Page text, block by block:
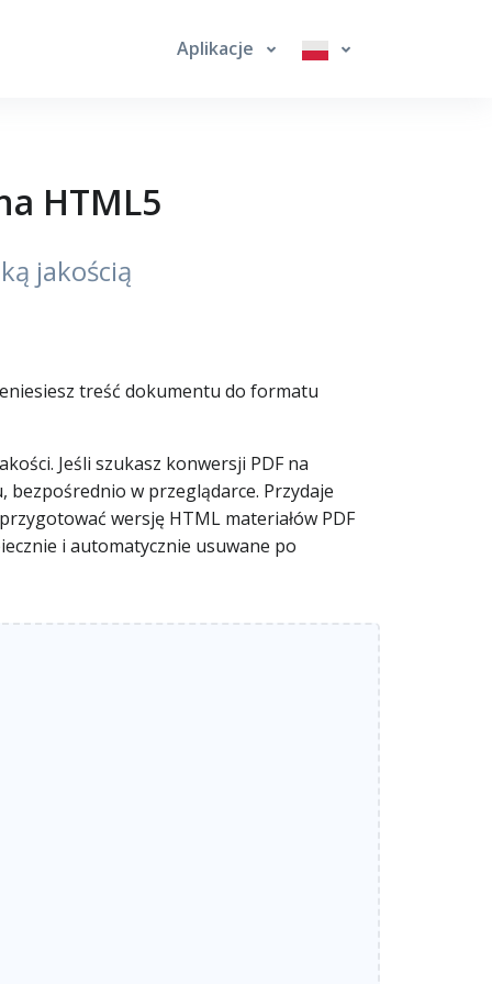
Aplikacje
HTML5
jakością
treść dokumentu do formatu
Jeśli szukasz konwersji PDF na
w przeglądarce. Przydaje
wersję HTML materiałów PDF
i automatycznie usuwane po